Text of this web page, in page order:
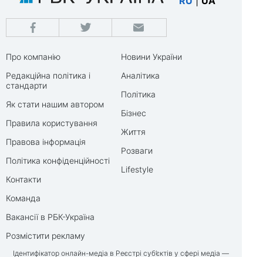
Про компанію
Редакційна політика і
стандарти
Як стати нашим автором
Правила користування
Правова інформація
Політика конфіденційності
Контакти
Команда
Вакансії в РБК-Україна
Розмістити рекламу
Новини України
Аналітика
Політика
Бізнес
Життя
Розваги
Lifestyle
Ідентифікатор онлайн-медіа в Реєстрі суб’єктів у сфері медіа —